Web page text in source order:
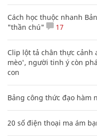
Cách học thuộc nhanh
"thần chú"
17
Clip lột tả chân thực
mèo', người tinh ý còn
con
Bảng công thức đạo hàm
20 số điện thoại ma ám